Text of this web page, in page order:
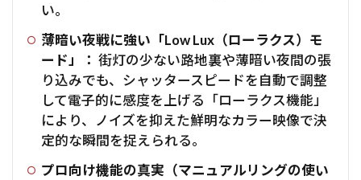
い。
薄暗い夜戦に強い「Low Lux（ローラクス）モ
ード」： 街灯の少ない路地裏や薄暗い夜間の張
り込みでも、シャッタースピードを自動で調整
して電子的に感度を上げる「ローラクス機能」
により、ノイズを抑えた鮮明なカラー映像で決
定的な瞬間を捉えられる。
プロ向け機能の真実（マニュアルリングの使い